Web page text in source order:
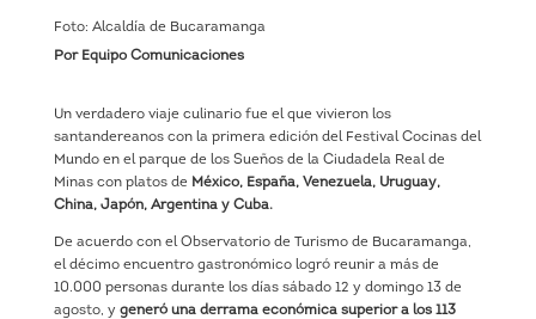
Foto: Alcaldía de Bucaramanga
Por Equipo Comunicaciones
Un verdadero viaje culinario fue el que vivieron los
santandereanos con la primera edición del Festival Cocinas del
Mundo en el parque de los Sueños de la Ciudadela Real de
Minas con platos de México, España, Venezuela, Uruguay,
China, Japón, Argentina y Cuba.
De acuerdo con el Observatorio de Turismo de Bucaramanga,
el décimo encuentro gastronómico logró reunir a más de
10.000 personas durante los días sábado 12 y domingo 13 de
agosto, y generó una derrama económica superior a los 113